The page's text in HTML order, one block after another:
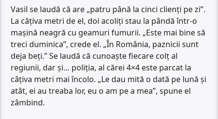
Vasil se laudă că are „patru până la cinci clienți pe zi”.
La câțiva metri de el, doi acoliți stau la pândă într-o
mașină neagră cu geamuri fumurii. „Este mai bine să
treci duminica”, crede el. „În România, paznicii sunt
deja beți.” Se laudă că cunoaște fiecare colț al
regiunii, dar și… poliția, al cărei 4×4 este parcat la
câțiva metri mai încolo. „Le dau mită o dată pe lună și
atât, ei au treaba lor, eu o am pe a mea”, spune el
zâmbind.